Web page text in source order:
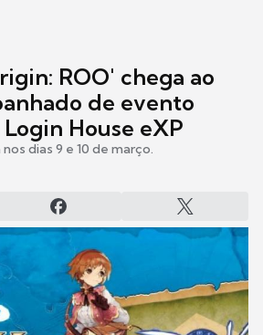
ROO' chega ao
de evento
House eXP
dias 9 e 10 de março.